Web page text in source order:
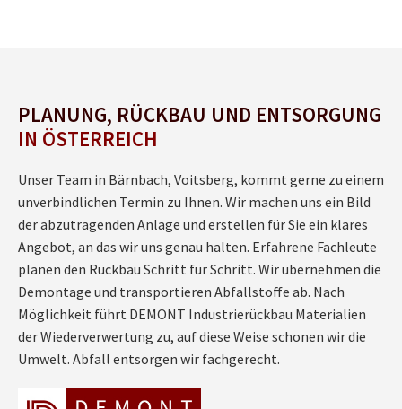
PLANUNG, RÜCKBAU UND ENTSORGUNG
IN ÖSTERREICH
Unser Team in Bärnbach, Voitsberg, kommt gerne zu einem
unverbindlichen Termin zu Ihnen. Wir machen uns ein Bild
der abzutragenden Anlage und erstellen für Sie ein klares
Angebot, an das wir uns genau halten. Erfahrene Fachleute
planen den Rückbau Schritt für Schritt. Wir übernehmen die
Demontage und transportieren Abfallstoffe ab. Nach
Möglichkeit führt DEMONT Industrierückbau Materialien
der Wiederverwertung zu, auf diese Weise schonen wir die
Umwelt. Abfall entsorgen wir fachgerecht.